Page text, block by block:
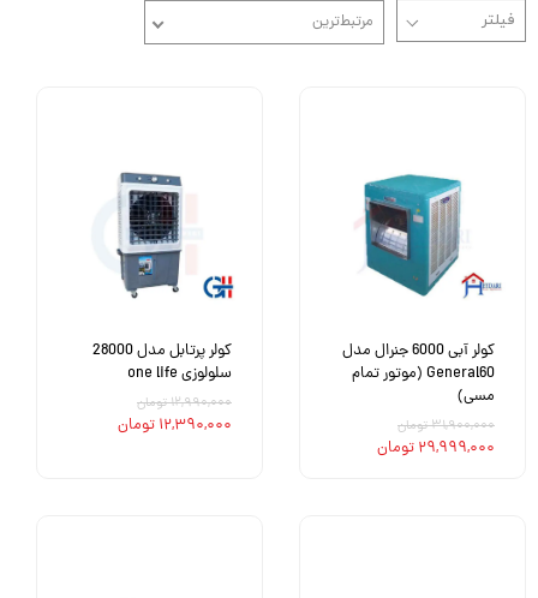
مرتبط‌ترین
کولر آبی 6000 جنرال مدل
General60 (موتور تمام
مسی)
۳۱,۹۰۰,۰۰۰ تومان
۲۹,۹۹۹,۰۰۰ تومان
کولر پرتابل مدل 28000
سلولوزی one life
۱۲,۹۹۰,۰۰۰ تومان
۱۲,۳۹۰,۰۰۰ تومان